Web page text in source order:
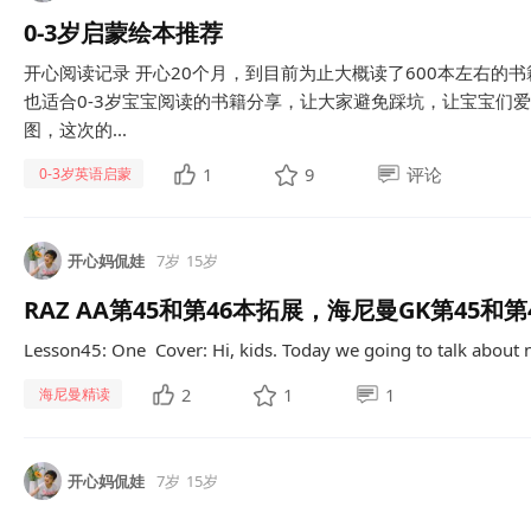
0-3岁启蒙绘本推荐
开心阅读记录 开心20个月，到目前为止大概读了600本左右的
也适合0-3岁宝宝阅读的书籍分享，让大家避免踩坑，让宝宝们
图，这次的...
0-3岁英语启蒙 1 9 评论
开心妈侃娃 7岁 15岁
RAZ AA第45和第46本拓展，海尼曼GK第45和
Lesson45: One Cover: Hi, kids. Today we going to talk
海尼曼精读 2 1 1
开心妈侃娃 7岁 15岁